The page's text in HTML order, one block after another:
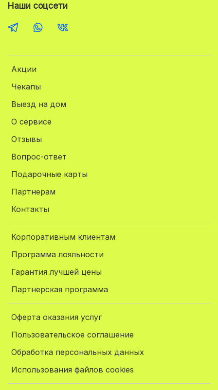
Акции
Чекапы
Выезд на дом
О сервисе
Отзывы
Вопрос-ответ
Подарочные карты
Партнерам
Контакты
Корпоративным клиентам
Программа лояльности
Гарантия лучшей цены
Партнерская программа
Оферта оказания услуг
Пользовательское соглашение
Обработка персональных данных
Использования файлов cookies
Наши соцсети